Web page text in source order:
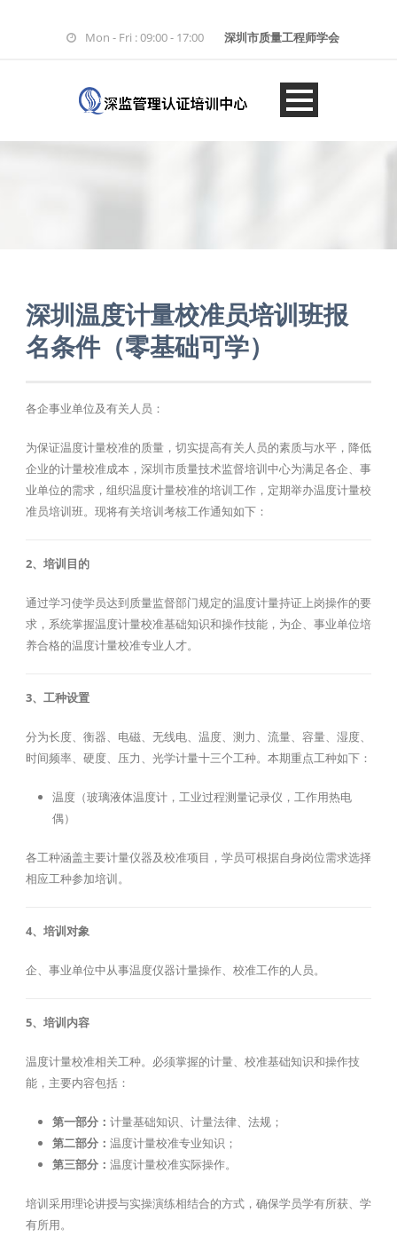
Mon - Fri : 09:00 - 17:00 深圳市质量工程师学会
深圳温度计量校准员培训班报
名条件（零基础可学）
各企事业单位及有关人员：
为保证温度计量校准的质量，切实提高有关人员的素质与水平，降低
企业的计量校准成本，深圳市质量技术监督培训中心为满足各企、事
业单位的需求，组织温度计量校准的培训工作，定期举办温度计量校
准员培训班。现将有关培训考核工作通知如下：
2、培训目的
通过学习使学员达到质量监督部门规定的温度计量持证上岗操作的要
求，系统掌握温度计量校准基础知识和操作技能，为企、事业单位培
养合格的温度计量校准专业人才。
3、工种设置
分为长度、衡器、电磁、无线电、温度、测力、流量、容量、湿度、
时间频率、硬度、压力、光学计量十三个工种。本期重点工种如下：
温度（玻璃液体温度计，工业过程测量记录仪，工作用热电
偶）
各工种涵盖主要计量仪器及校准项目，学员可根据自身岗位需求选择
相应工种参加培训。
4、培训对象
企、事业单位中从事温度仪器计量操作、校准工作的人员。
5、培训内容
温度计量校准相关工种。必须掌握的计量、校准基础知识和操作技
能，主要内容包括：
第一部分： 计量基础知识、计量法律、法规；
第二部分： 温度计量校准专业知识；
第三部分： 温度计量校准实际操作。
培训采用理论讲授与实操演练相结合的方式，确保学员学有所获、学
有所用。